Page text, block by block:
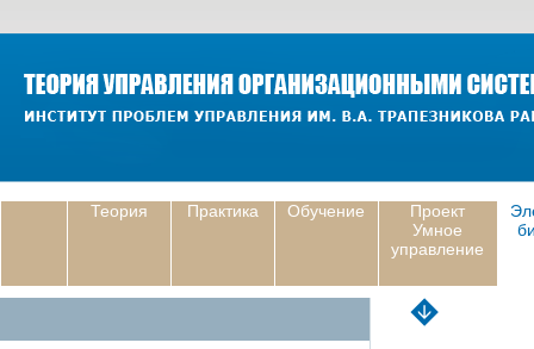
Теория Практика Обучение
Проект
Умное
управление